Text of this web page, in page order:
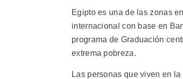
Egipto es una de las zonas
internacional con base en
programa de Graduación
extrema pobreza.
Las personas que viven en